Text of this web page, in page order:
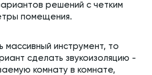
решений с четким
помещения.
массивный инструмент, то
сделать звукоизоляцию -
комнату в комнате,